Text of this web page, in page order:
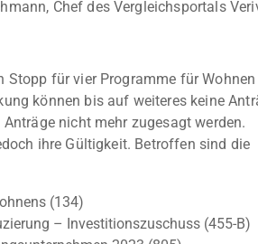
Chef des Vergleichsportals
Stopp für vier Programme für Wohnen
können bis auf weiteres keine
nicht mehr zugesagt werden.
ihre Gültigkeit. Betroffen sind die
(134)
– Investitionszuschuss (455-B)